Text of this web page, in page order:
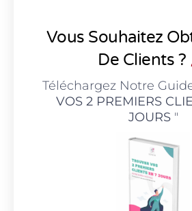
Vous Souhaitez
De Clients ?
Téléchargez Notre
VOS 2 PREMIERS
JOURS"